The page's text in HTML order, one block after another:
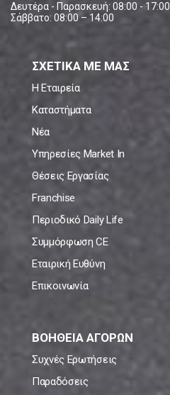
Δευτέρα - Παρασκευή: 08:00 - 17:00
Σάββατο: 08:00 – 14:00
ΣΧΕΤΙΚΑ ΜΕ ΜΑΣ
Η Εταιρεία
Καταστήματα
Νέα
Υπηρεσίες Market In
Θέσεις Εργασίας
Franchise
Περιοδικό Daily Life
Συμμόρφωση CE
Εταιρική Ευθύνη
Επικοινωνία
ΒΟΗΘΕΙΑ ΑΓΟΡΩΝ
Συχνές Ερωτήσεις
Παραδόσεις